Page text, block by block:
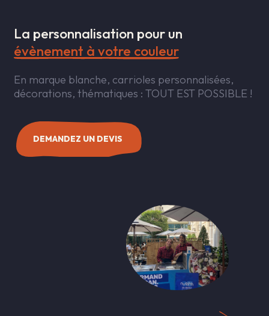
La personnalisation pour un
évènement à votre couleur
En marque blanche, carrioles personnalisées,
décorations, thématiques : TOUT EST POSSIBLE !
DEMANDEZ UN DEVIS